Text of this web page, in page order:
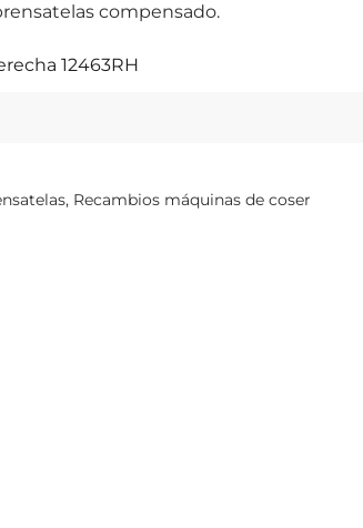
compensado.
12463RH
, Recambios máquinas de coser